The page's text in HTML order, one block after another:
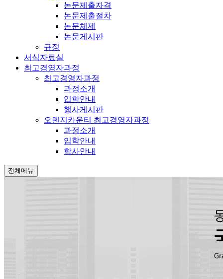
논문제출자격
논문제출절차
논문체제
논문게시판
규정
서식자료실
최고경영자과정
최고경영자과정
과정소개
입학안내
행사게시판
오렌지카운티 최고경영자과정
과정소개
입학안내
학사안내
전체메뉴